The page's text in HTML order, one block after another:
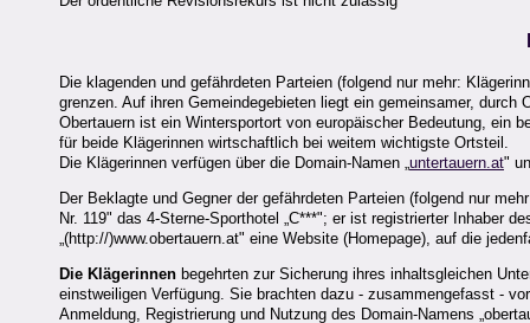
Die klagenden und gefährdeten Parteien (folgend nur mehr:
grenzen. Auf ihren Gemeindegebieten liegt ein gemeinsamer,
Obertauern ist ein Wintersportort von europäischer Bedeutung, ein
für beide Klägerinnen wirtschaftlich bei weitem wichtigste Ortsteil.
Die Klägerinnen verfügen über die Domain-Namen „ untertauern.at"
Der Beklagte und Gegner der gefährdeten Parteien (folgend nur
Nr. 119" das 4-Sterne-Sporthotel „C***"; er ist registrierter Inhaber
„(http://)www.obertauern.at" eine Website (Homepage), auf die
Die Klägerinnen begehrten zur Sicherung ihres inhaltsgleichen
einstweiligen Verfügung. Sie brachten dazu - zusammengefasst -
Anmeldung, Registrierung und Nutzung des Domain-Namens